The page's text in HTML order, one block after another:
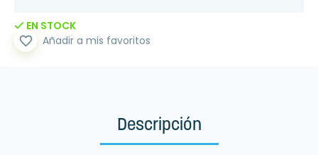
EN STOCK
favorite_border Añadir a mis favoritos
Descripción